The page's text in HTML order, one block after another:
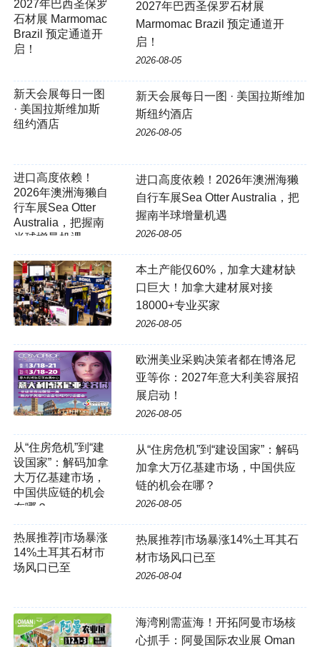
2027年巴西圣保罗
石材展 Marmomac
Brazil 预定通道开
启！
2027年巴西圣保罗石材展
Marmomac Brazil 预定通道开
启！
2026-08-05
新天会展每日一图
· 美国拉斯维加斯
纽约酒店
新天会展每日一图 · 美国拉斯维加
斯纽约酒店
2026-08-05
进口高度依赖！
2026年澳洲海獭自
行车展Sea Otter
Australia，把握南
半球增量机遇
进口高度依赖！2026年澳洲海獭
自行车展Sea Otter Australia，把
握南半球增量机遇
2026-08-05
本土产能仅60%，加拿大建材缺
口巨大！加拿大建材展对接
18000+专业买家
2026-08-05
欧洲美业采购决策者都在博洛尼
亚等你：2027年意大利美容展招
展启动！
2026-08-05
从“住房危机”到“建
设国家”：解码加拿
大万亿基建市场，
中国供应链的机会
在哪？
从“住房危机”到“建设国家”：解码
加拿大万亿基建市场，中国供应
链的机会在哪？
2026-08-05
热展推荐|市场暴涨
14%土耳其石材市
场风口已至
热展推荐|市场暴涨14%土耳其石
材市场风口已至
2026-08-04
海湾刚需蓝海！开拓阿曼市场核
心抓手：阿曼国际农业展 Oman